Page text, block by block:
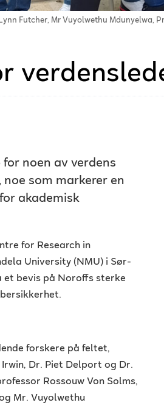
Futcher, Mr Vuyolwethu Mdunyelwa,
noen av verdens
som markerer en
akademisk
for Research in
University (NMU) i Sør-
et bevis på Noroffs sterke
forskere på feltet,
Dr. Piet Delport og Dr.
Rossouw Von Solms,
Mr. Vuyolwethu